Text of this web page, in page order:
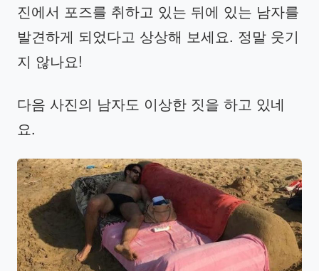
진에서 포즈를 취하고 있는 뒤에 있는 남자를
발견하게 되었다고 상상해 보세요. 정말 웃기
지 않나요!
다음 사진의 남자도 이상한 짓을 하고 있네
요.